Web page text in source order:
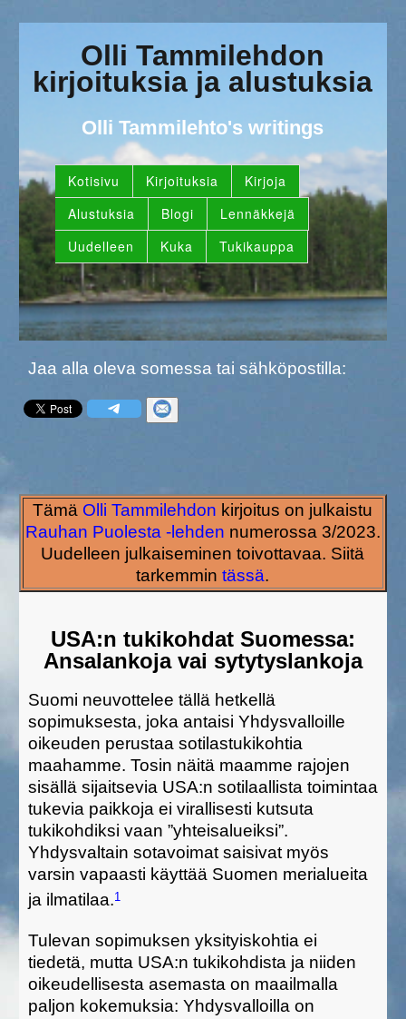
Olli Tammilehdon
kirjoituksia ja alustuksia
Olli Tammilehto's writings
Kotisivu Kirjoituksia
Kirjoja
Alustuksia
Blogi
Lennäkkejä
Uudelleen
Kuka Tukikauppa
Jaa alla oleva somessa tai sähköpostilla:
Tämä Olli Tammilehdon kirjoitus on julkaistu
Rauhan Puolesta -lehden numerossa 3/2023.
Uudelleen julkaiseminen toivottavaa. Siitä
tarkemmintässä.
USA:n tukikohdat Suomessa:
Ansalankoja vai sytytyslankoja
Suomi neuvottelee tällä hetkellä
sopimuksesta, joka antaisi Yhdysvalloille
oikeuden perustaa sotilastukikohtia
maahamme. Tosin näitä maamme rajojen
sisällä sijaitsevia USA:n sotilaallista toimintaa
tukevia paikkoja ei virallisesti kutsuta
tukikohdiksi vaan ”yhteisalueiksi”.
Yhdysvaltain sotavoimat saisivat myös
varsin vapaasti käyttää Suomen merialueita
ja ilmatilaa.1
Tulevan sopimuksen yksityiskohtia ei
tiedetä, mutta USA:n tukikohdista ja niiden
oikeudellisesta asemasta on maailmalla
paljon kokemuksia: Yhdysvalloilla on